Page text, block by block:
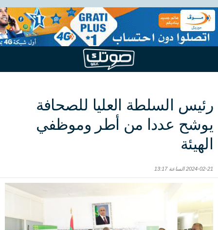
رئيس السلطة العليا للصحافة
يوشح عددا من أطر وموظفي
الهيئة
2024-02-21 الساعة 13:17